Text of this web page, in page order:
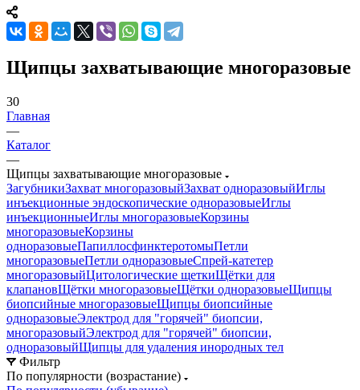
Щипцы захватывающие многоразовые
30
Главная
—
Каталог
—
Щипцы захватывающие многоразовые
ЗагубникиЗахват многоразовыйЗахват одноразовыйИглы
инъекционные эндоскопические одноразовыеИглы
инъекционныеИглы многоразовыеКорзины
многоразовыеКорзины
одноразовыеПапиллосфинктеротомыПетли
многоразовыеПетли одноразовыеСпрей-катетер
многоразовыйЦитологические щеткиЩётки для
клапановЩётки многоразовыеЩётки одноразовыеЩипцы
биопсийные многоразовыеЩипцы биопсийные
одноразовыеЭлектрод для "горячей" биопсии,
многоразовыйЭлектрод для "горячей" биопсии,
одноразовыйЩипцы для удаления инородных тел
Фильтр
По популярности (возрастание)